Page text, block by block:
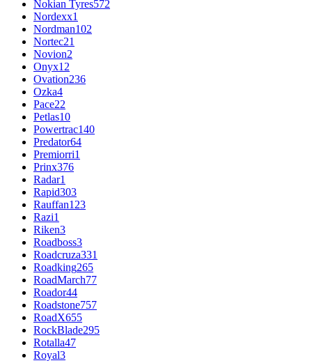
Nokian Tyres572
Nordexx1
Nordman102
Nortec21
Novion2
Onyx12
Ovation236
Ozka4
Pace22
Petlas10
Powertrac140
Predator64
Premiorri1
Prinx376
Radar1
Rapid303
Rauffan123
Razi1
Riken3
Roadboss3
Roadcruza331
Roadking265
RoadMarch77
Roador44
Roadstone757
RoadX655
RockBlade295
Rotalla47
Royal3